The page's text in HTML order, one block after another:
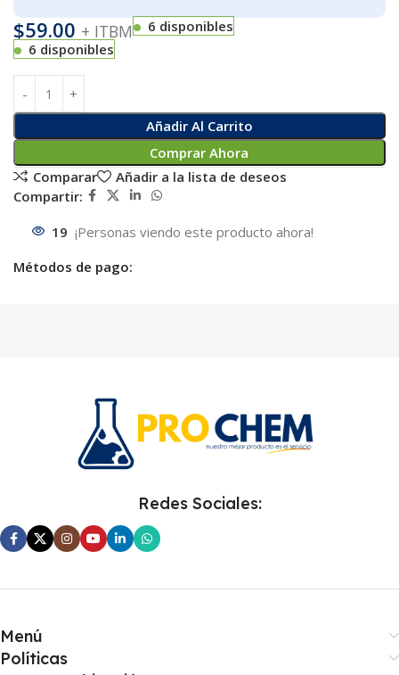
$59.00 + ITBM
6 disponibles
6 disponibles
Añadir Al Carrito
Comprar Ahora
Comparar
Añadir a la lista de deseos
Compartir:
19 ¡Personas viendo este producto ahora!
Métodos de pago:
Redes Sociales:
Menú
Políticas